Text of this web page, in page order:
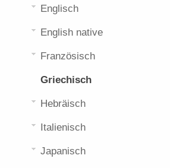
Englisch
English native
Französisch
Griechisch
Hebräisch
Italienisch
Japanisch